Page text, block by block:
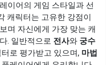
이어의 게임 스타일과 선
캐릭터는 고유한 강점이
며 자신에게 가장 맞는 캐
. 일반적으로 전사와 궁수
로 평가받고 있으며, 마법